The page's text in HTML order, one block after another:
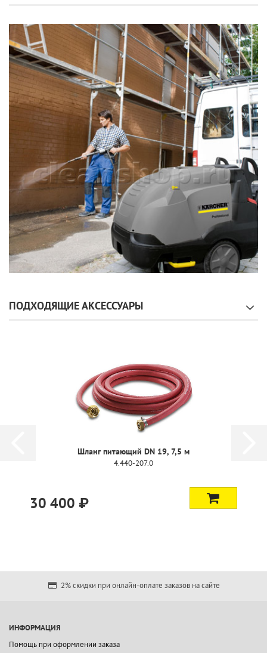
ПОДХОДЯЩИЕ АКСЕССУАРЫ
Шланг питающий DN 19, 7,5 м
4.440-207.0
30 400 ₽
2% скидки при онлайн-оплате заказов на сайте
ИНФОРМАЦИЯ
Помощь при оформлении заказа